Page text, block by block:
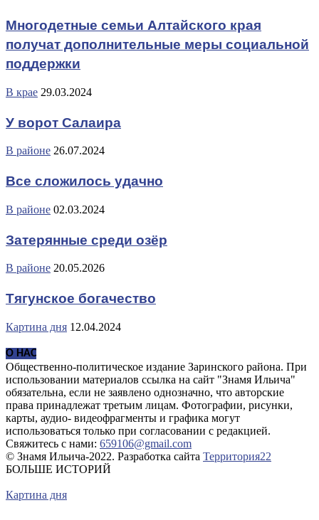
Многодетные семьи Алтайского края
получат дополнительные меры социальной
поддержки
В крае 29.03.2024
У ворот Салаира
В районе 26.07.2024
Все сложилось удачно
В районе 02.03.2024
Затерянные среди озёр
В районе 20.05.2026
Тягунское богачество
Картина дня 12.04.2024
О НАС
Общественно-политическое издание Заринского района. При
использовании материалов ссылка на сайт "Знамя Ильича"
обязательна, если не заявлено однозначно, что авторские
права принадлежат третьим лицам. Фотографии, рисунки,
карты, аудио- видеофрагменты и графика могут
использоваться только при согласовании с редакцией.
Свяжитесь с нами: 659106@gmail.com
© Знамя Ильича-2022. Разработка сайта Территория22
БОЛЬШЕ ИСТОРИЙ
Картина дня